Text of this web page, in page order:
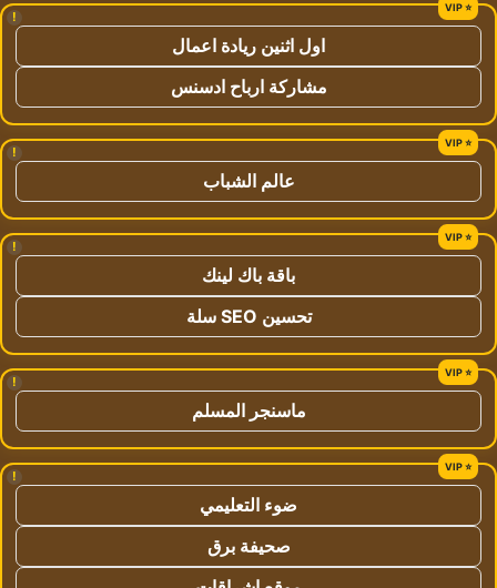
!
اول اثنين ريادة اعمال
مشاركة ارباح ادسنس
!
عالم الشباب
!
باقة باك لينك
تحسين SEO سلة
!
ماسنجر المسلم
!
ضوء التعليمي
صحيفة برق